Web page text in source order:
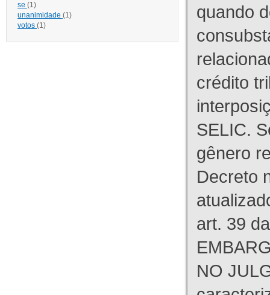
se (1)
unanimidade (1)
votos (1)
quando
crédito
SELIC.
gênero
Decreto
art. 39
NO